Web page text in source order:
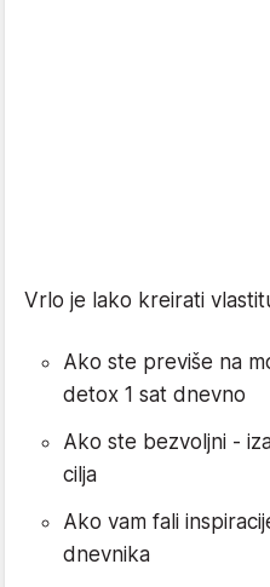
Vrlo je lako kreirati
Ako ste previše na
detox 1 sat dnevno
Ako ste bezvoljni -
cilja
Ako vam fali
dnevnika